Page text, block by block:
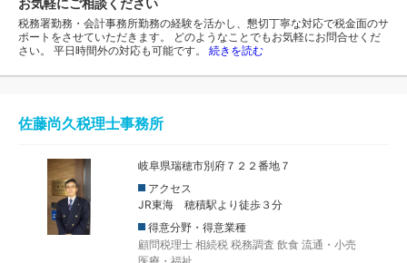
お気軽にご相談ください
税務署勤務・会計事務所勤務の経験を活かし、懇切丁寧な対応で税金面のサ
ポートをさせていただきます。 どのようなことでもお気軽にお問合せくだ
さい。 平日時間外の対応も可能です。 続きを読む
佐藤尚久税理士事務所
岐阜県瑞穂市別府７２２番地７
アクセス
JR東海 穂積駅より徒歩３分
得意分野・得意業種
顧問税理士 相続税 税務調査 飲食 流通・小売